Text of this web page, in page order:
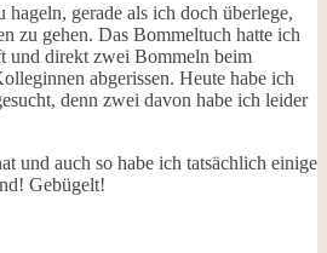
hageln, gerade als ich doch überlege,
zu gehen. Das Bommeltuch hatte ich
und direkt zwei Bommeln beim
abgerissen. Heute habe ich
denn zwei davon habe ich leider
und auch so habe ich tatsächlich einige
Gebügelt!